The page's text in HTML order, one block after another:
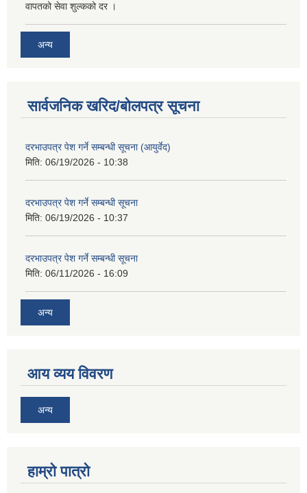
वापतको सेवा शुल्कको दर ।
अन्य
सार्वजनिक खरिद/बोलपत्र सूचना
दरभाउपत्र पेश गर्ने सम्बन्धी सूचना (आयुर्वेद)
मिति: 06/19/2026 - 10:38
दरभाउपत्र पेश गर्ने सम्बन्धी सूचना
मिति: 06/19/2026 - 10:37
दरभाउपत्र पेश गर्ने सम्बन्धी सूचना
मिति: 06/11/2026 - 16:09
अन्य
आय व्यय विवरण
अन्य
हाम्रो पात्रो